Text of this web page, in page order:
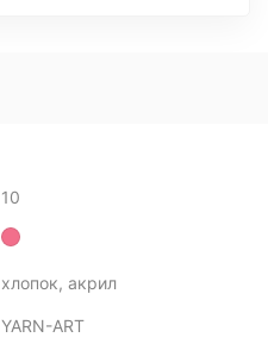
10
хлопок, акрил
YARN-ART